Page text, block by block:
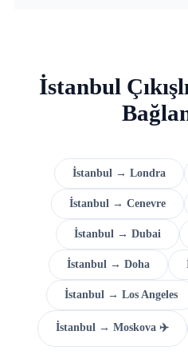
İstanbul
İstanbul → Londra
İstanbul → Cenevre
İstanbul → Dubai
İstanbul → Doha
İstanbul → Los Angeles
İstanbul → Moskova ✈️